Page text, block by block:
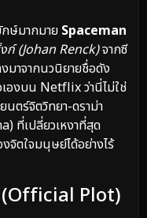
ษ์มากมาย Spaceman
งก์ (Johan Renck)จากซี
มาจากนวนิยายชื่อดัง
องบน Netflix ว่านี่ไม่ใช่
นตร์จิตวิทยา-ดราม่า
ที่เปลี่ยวเหงาที่สุด
จิตใจมนุษย์ได้อย่างไร้
(Official Plot)